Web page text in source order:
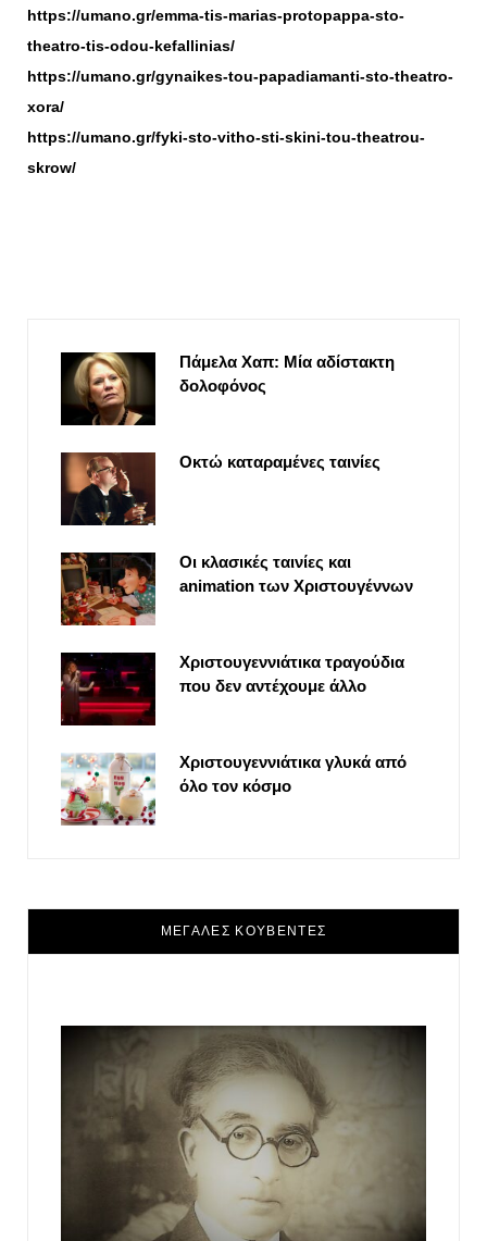
https://umano.gr/emma-tis-marias-protopappa-sto-
theatro-tis-odou-kefallinias/
https://umano.gr/gynaikes-tou-papadiamanti-sto-theatro-
xora/
https://umano.gr/fyki-sto-vitho-sti-skini-tou-theatrou-
skrow/
Πάμελα Χαπ: Μία αδίστακτη
δολοφόνος
Οκτώ καταραμένες ταινίες
Οι κλασικές ταινίες και
animation των Χριστουγέννων
Χριστουγεννιάτικα τραγούδια
που δεν αντέχουμε άλλο
Χριστουγεννιάτικα γλυκά από
όλο τον κόσμο
ΜΕΓΑΛΕΣ ΚΟΥΒΕΝΤΕΣ